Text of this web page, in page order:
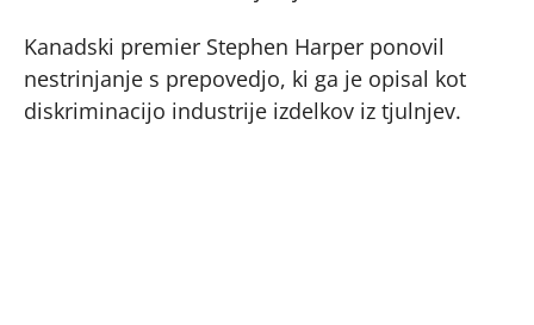
Kanadski premier Stephen Harper ponovil
nestrinjanje s prepovedjo, ki ga je opisal kot
diskriminacijo industrije izdelkov iz tjulnjev.